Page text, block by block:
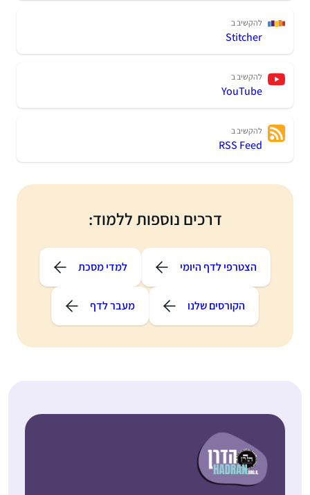
להקשיב ב
Stitcher
להקשיב ב
YouTube
להקשיב ב
RSS Feed
דרכים נוספות ללמוד:
הצטרפי לדף היומי למדי מסכת
הקורסים שלנו מעבר לדף